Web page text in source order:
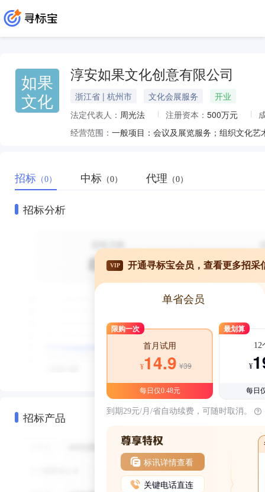
如果
文化
淳安如果文化创意有限公司
浙江省 | 杭州市 文化会展服务
开业
法定代表人： 周光法 注册资本： 500万元
经营范围：
招标 （0） 中标 （0） 代理 （0）
招标分析
招标产品
VIP 开通寻标宝会员，查看更多招采
单省会员
限购一次
首月试用
¥14.9 ¥39
每日仅0.48元
最划算
12
¥
每日
到期29元/月/省自动续费，可随时取消。
标讯详情查看
关键电话直连